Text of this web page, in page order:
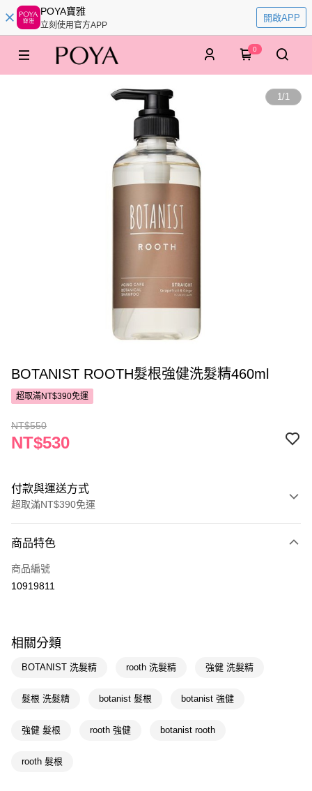
POYA寶雅
立刻使用官方APP
開啟APP
0
1/1
BOTANIST ROOTH髮根強健洗髮精460ml
超取滿NT$390免運
NT$550
NT$530
付款與運送方式
超取滿NT$390免運
POYA支付
信用卡一次付款
悠遊付
Google Pay
AFTEE先享後付
商品特色
商品編號
10919811
相關分類
BOTANIST 洗髮精 rooth 洗髮精 強健 洗髮精
髮根 洗髮精 botanist 髮根 botanist 強健
強健 髮根 rooth 強健 botanist rooth
rooth 髮根